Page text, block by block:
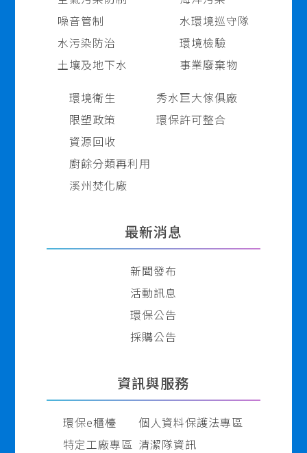
噪音管制
水污染防治
土壤及地下水
水環境巡守隊
環境檢驗
事業廢棄物
環境衛生
限塑政策
資源回收
廚餘分類再利用
溪州焚化廠
秀水巨大傢俱廠
環保許可整合
最新消息
新聞發布
活動訊息
環保公告
採購公告
資訊與服務
環保e櫃檯
特定工廠專區
個人資料保護法專區
清潔隊資訊